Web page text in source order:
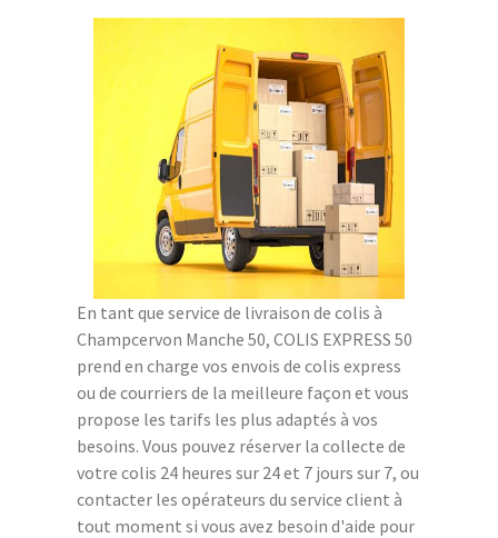
En tant que service de livraison de colis à
Champcervon Manche 50, COLIS EXPRESS 50
prend en charge vos envois de colis express
ou de courriers de la meilleure façon et vous
propose les tarifs les plus adaptés à vos
besoins. Vous pouvez réserver la collecte de
votre colis 24 heures sur 24 et 7 jours sur 7, ou
contacter les opérateurs du service client à
tout moment si vous avez besoin d'aide pour